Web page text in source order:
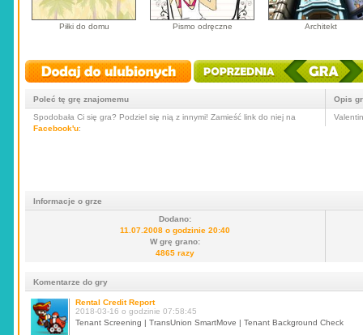
Piłki do domu Pismo odręczne Architekt
Poleć tę grę znajomemu
Spodobała Ci się gra? Podziel się nią z innymi! Zamieść link do niej na
Facebook'u:
Opis
Informacje o grze
Dodano:
11.07.2008 o godzinie 20:40
W grę grano:
4865 razy
Komentarze do gry
Rental Credit Report
2018-03-16 o godzinie 07:58:45
Tenant Screening | TransUnion SmartMove | Tenant Background Check